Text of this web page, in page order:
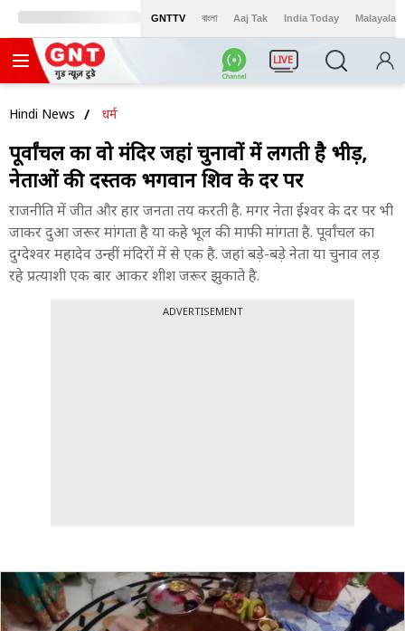
GNTTV বাংলা Aaj Tak India Today Malayalam
LIVE
Hindi News धर्म
पूर्वांचल का वो मंदिर जहां चुनावों में लगती है भीड़,
नेताओं की दस्तक भगवान शिव के दर पर
राजनीति में जीत और हार जनता तय करती है. मगर नेता ईश्वर के दर पर भी
जाकर दुआ जरूर मांगता है या कहे भूल की माफी मांगता है. पूर्वांचल का
दुग्देश्वर महादेव उन्हीं मंदिरों में से एक है. जहां बड़े-बड़े नेता या चुनाव लड़
रहे प्रत्याशी एक बार आकर शीश जरूर झुकाते है.
ADVERTISEMENT